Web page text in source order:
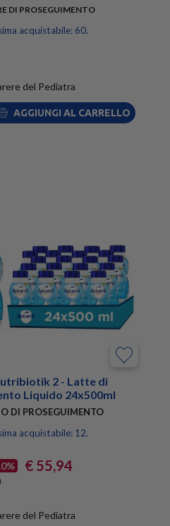
DI PROSEGUIMENTO
acquistabile: 60.
del Pediatra
AGGIUNGI AL CARRELLO
2 - Latte di
Liquido 24x500ml
DI PROSEGUIMENTO
acquistabile: 12.
€ 55,94
del Pediatra